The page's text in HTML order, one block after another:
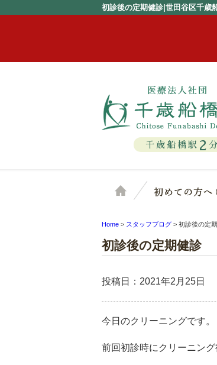
初診後の定期健診|世田谷区千歳
千歳船橋駅 2 分
ホーム
Home > スタッフブログ > 初診後の定
初診後の定期健診
投稿日：2021年2月25日
今日のクリーニングです。
前回初診時にクリーニン